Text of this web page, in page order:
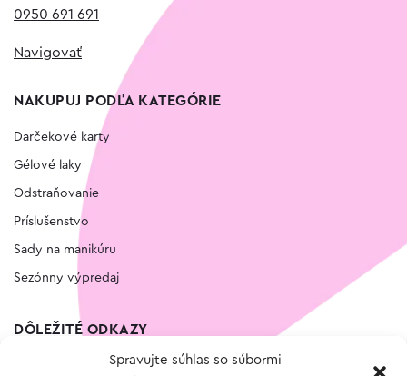
Spravujte súhlas so súbormi
0950 691 691
Navigovať
NAKUPUJ PODĽA KATEGÓRIE
Darčekové karty
Gélové laky
Odstraňovanie
Príslušenstvo
Sady na manikúru
Sezónny výpredaj
DÔLEŽITÉ ODKAZY